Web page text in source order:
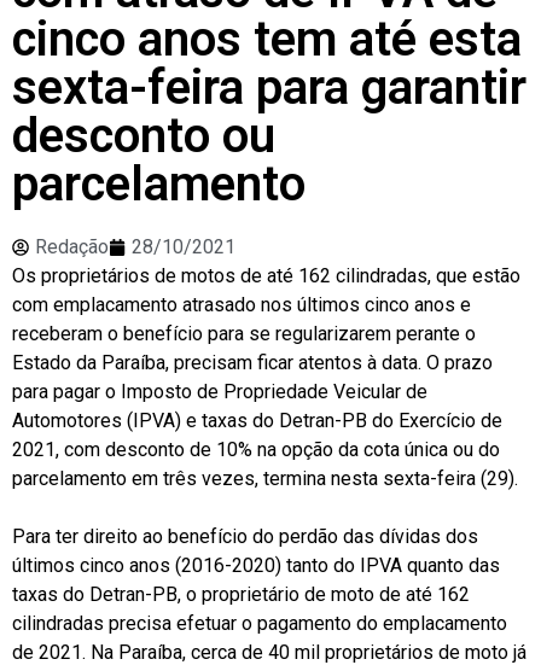
cinco anos tem até esta
sexta-feira para garantir
desconto ou
parcelamento
Redação
28/10/2021
Os proprietários de motos de até 162 cilindradas, que estão
com emplacamento atrasado nos últimos cinco anos e
receberam o benefício para se regularizarem perante o
Estado da Paraíba, precisam ficar atentos à data. O prazo
para pagar o Imposto de Propriedade Veicular de
Automotores (IPVA) e taxas do Detran-PB do Exercício de
2021, com desconto de 10% na opção da cota única ou do
parcelamento em três vezes, termina nesta sexta-feira (29).
Para ter direito ao benefício do perdão das dívidas dos
últimos cinco anos (2016-2020) tanto do IPVA quanto das
taxas do Detran-PB, o proprietário de moto de até 162
cilindradas precisa efetuar o pagamento do emplacamento
de 2021. Na Paraíba, cerca de 40 mil proprietários de moto já